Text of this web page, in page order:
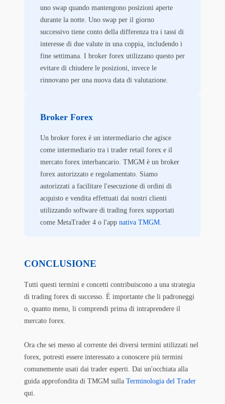
uno swap quando mantengono posizioni aperte
durante la notte. Uno swap per il giorno
successivo tiene conto della differenza tra i tassi di
interesse di due valute in una coppia, includendo i
fine settimana. I broker forex utilizzano questo per
evitare di chiudere le posizioni, invece le
rinnovano per una nuova data di valutazione.
Broker Forex
Un broker forex è un intermediario che agisce
come intermediario tra i trader retail forex e il
mercato forex interbancario. TMGM è un broker
forex autorizzato e regolamentato. Siamo
autorizzati a facilitare l'esecuzione di ordini di
acquisto e vendita effettuati dai nostri clienti
utilizzando software di trading forex supportati
come MetaTrader 4 o l'app nativa TMGM.
CONCLUSIONE
Tutti questi termini e concetti contribuiscono a una strategia
di trading forex di successo. È importante che li padroneggi
o, quanto meno, li comprendi prima di intraprendere il
mercato forex.
Ora che sei messo al corrente dei diversi termini utilizzati nel
forex, potresti essere interessato a conoscere più termini
comunemente usati dai trader esperti. Dai un'occhiata alla
guida approfondita di TMGM sulla Terminologia del Trader
qui.